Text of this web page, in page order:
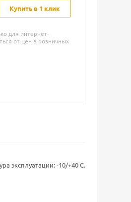
Купить в 1 клик
для интернет-
от цен в розничных
эксплуатации: -10/+40 С.